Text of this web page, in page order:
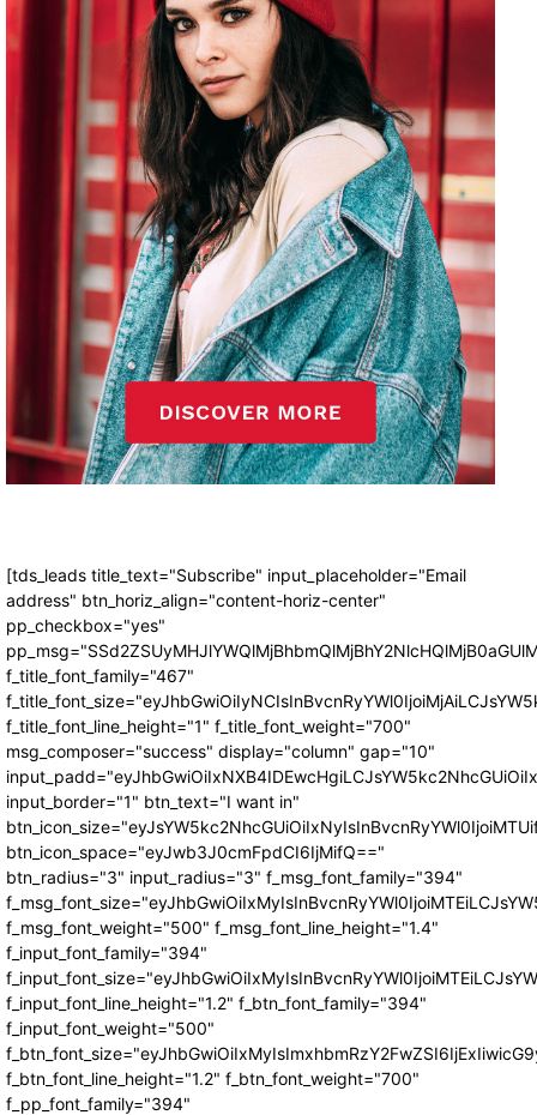
[tds_leads title_text="Subscribe" input_placeholder="Email
address" btn_horiz_align="content-horiz-center"
pp_checkbox="yes"
f_title_font_family="467"
f_title_font_line_height="1" f_title_font_weight="700"
msg_composer="success" display="column" gap="10"
input_border="1" btn_text="I want in"
btn_icon_space="eyJwb3J0cmFpdCI6IjMifQ=="
btn_radius="3" input_radius="3" f_msg_font_family="394"
f_msg_font_weight="500" f_msg_font_line_height="1.4"
f_input_font_family="394"
f_input_font_line_height="1.2" f_btn_font_family="394"
f_input_font_weight="500"
f_btn_font_line_height="1.2" f_btn_font_weight="700"
f_pp_font_family="394"